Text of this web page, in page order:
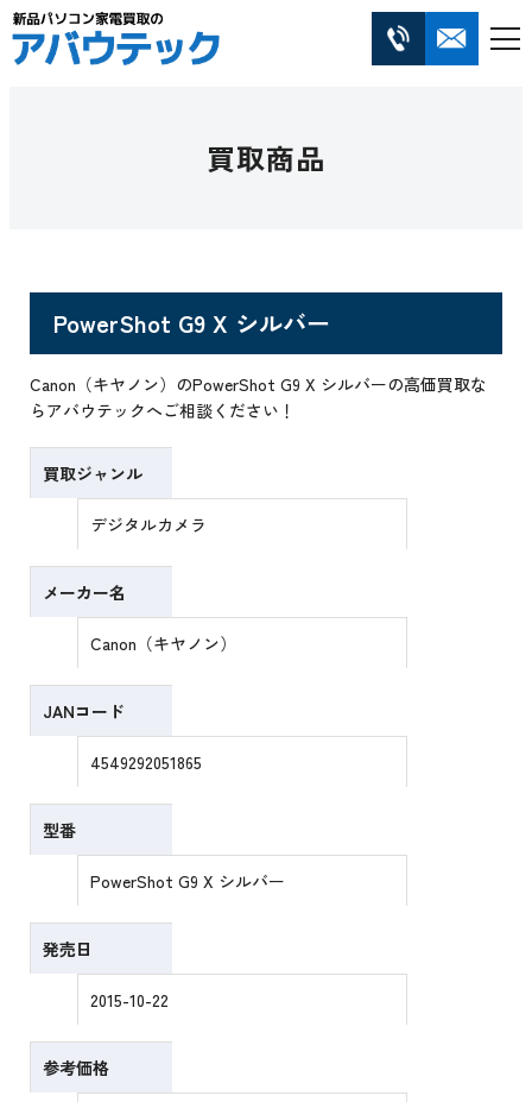
買取商品
PowerShot G9 X シルバー
Canon（キヤノン）のPowerShot G9 X シルバーの高価買取な
らアバウテックへご相談ください！
買取ジャンル
デジタルカメラ
メーカー名
Canon（キヤノン）
JANコード
4549292051865
型番
PowerShot G9 X シルバー
発売日
2015-10-22
参考価格